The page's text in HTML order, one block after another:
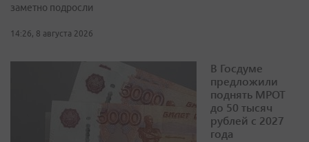
заметно подросли
14:26, 8 августа 2026
В Госдуме
предложили
поднять МРОТ
до 50 тысяч
рублей с 2027
года